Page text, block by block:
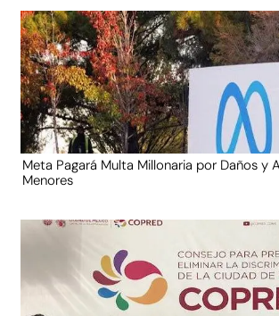
Meta Pagará Multa Millonaria por Daños y
Menores